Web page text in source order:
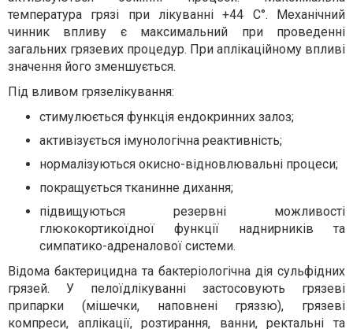
температура грязі при лікуванні +44 С°. Механічний
чинник впливу є максимальний при проведенні
загальних грязевих процедур. При аплікаційному впливі
значення його зменшується.
Під вливом грязелікування:
стимулюється функція ендокринних залоз;
активізується імунологічна реактивність;
нормалізуються окисно-відновлювальні процеси;
покращується тканинне дихання;
підвищуються резервні можливості
глюкокортикоїдної функції наднирників та
симпатико-адреналової системи.
Відома бактерицидна та бактеріологічна дія сульфідних
грязей. У пелоїдлікуванні застосовують грязеві
припарки (мішечки, наповнені гряззю), грязеві
компреси, аплікації, розтирання, ванни, ректальні та